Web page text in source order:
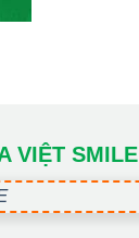
VIỆT SMILE